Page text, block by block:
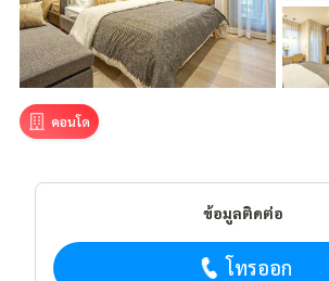
คอนโด
ข้อมูลติดต่อ
โทรออก